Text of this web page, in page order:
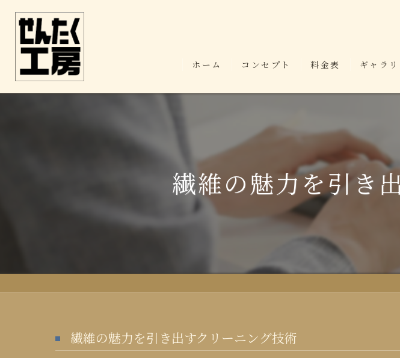
ホーム コンセプト 料金表 ギャラリ
繊維の魅力を引き
繊維の魅力を引き出すクリーニング技術